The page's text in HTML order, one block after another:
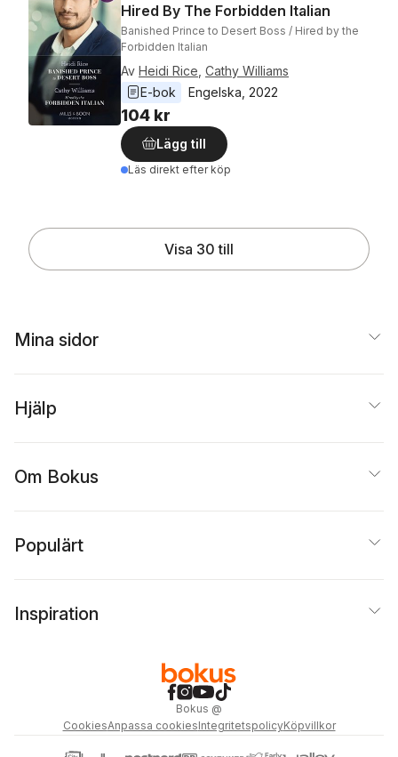
Hired By The Forbidden Italian
Banished Prince to Desert Boss / Hired by the
Forbidden Italian
Av Heidi Rice Cathy Williams
E-bok
Engelska 2022
104 kr
Lägg till
Läs direkt efter köp
Visa 30 till
Mina sidor
Hjälp
Om Bokus
Populärt
Inspiration
Bokus @
CookiesAnpassa cookiesIntegritetspolicyKöpvillkor